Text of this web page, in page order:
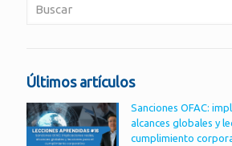
Últimos artículos
Sanciones OFAC:
alcances globales y
cumplimiento